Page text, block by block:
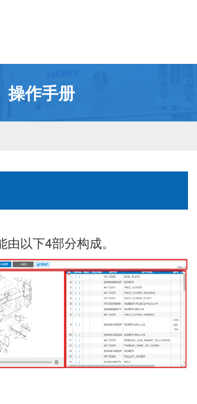
操作手册
以下4部分构成。